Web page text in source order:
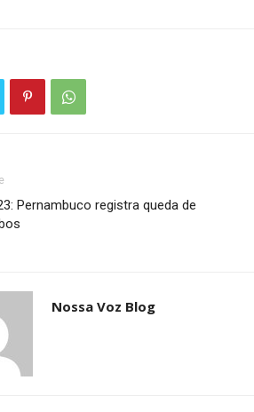
Pernambuco registra queda de
Nossa Voz Blog